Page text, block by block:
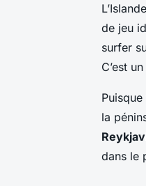
de jeu
surfer
C’est
la
dans le